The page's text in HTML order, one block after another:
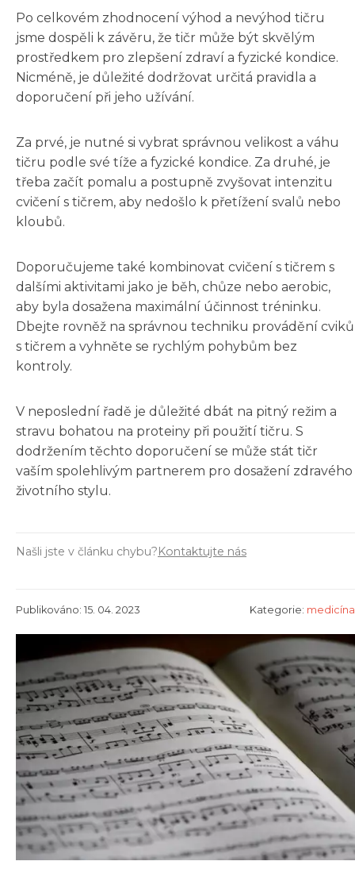
Po celkovém zhodnocení výhod a nevýhod tičru
jsme dospěli k závěru, že tičr může být skvělým
prostředkem pro zlepšení zdraví a fyzické kondice.
Nicméně, je důležité dodržovat určitá pravidla a
doporučení při jeho užívání.
Za prvé, je nutné si vybrat správnou velikost a váhu
tičru podle své tíže a fyzické kondice. Za druhé, je
třeba začít pomalu a postupně zvyšovat intenzitu
cvičení s tičrem, aby nedošlo k přetížení svalů nebo
kloubů.
Doporučujeme také kombinovat cvičení s tičrem s
dalšími aktivitami jako je běh, chůze nebo aerobic,
aby byla dosažena maximální účinnost tréninku.
Dbejte rovněž na správnou techniku provádění cviků
s tičrem a vyhněte se rychlým pohybům bez
kontroly.
V neposlední řadě je důležité dbát na pitný režim a
stravu bohatou na proteiny při použití tičru. S
dodržením těchto doporučení se může stát tičr
vaším spolehlivým partnerem pro dosažení zdravého
životního stylu.
Našli jste v článku chybu?Kontaktujte nás
Publikováno: 15. 04. 2023 Kategorie: medicína